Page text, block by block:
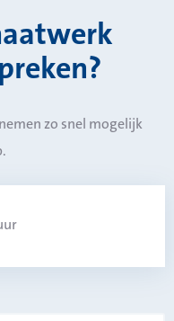
zo snel mogelijk